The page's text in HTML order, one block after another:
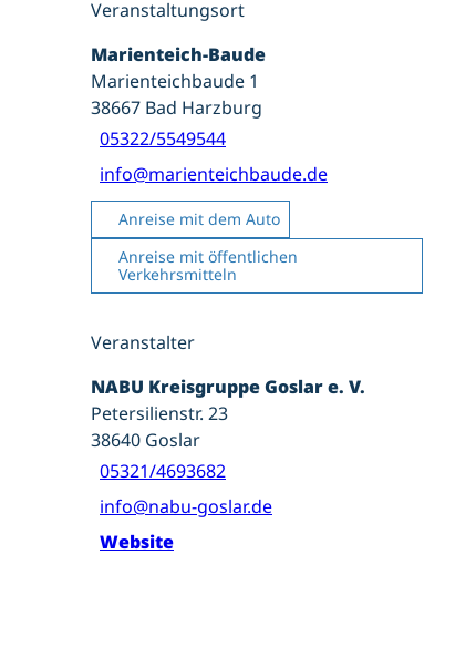
Veranstaltungsort
Marienteich-Baude
Marienteichbaude 1
38667 Bad Harzburg
05322/5549544
info@marienteichbaude.de
Anreise mit dem Auto
Anreise mit öffentlichen
Verkehrsmitteln
Veranstalter
NABU Kreisgruppe Goslar e. V.
Petersilienstr. 23
38640 Goslar
05321/4693682
info@nabu-goslar.de
Website